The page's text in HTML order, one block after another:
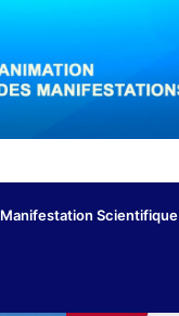
Manifestation Scientifique